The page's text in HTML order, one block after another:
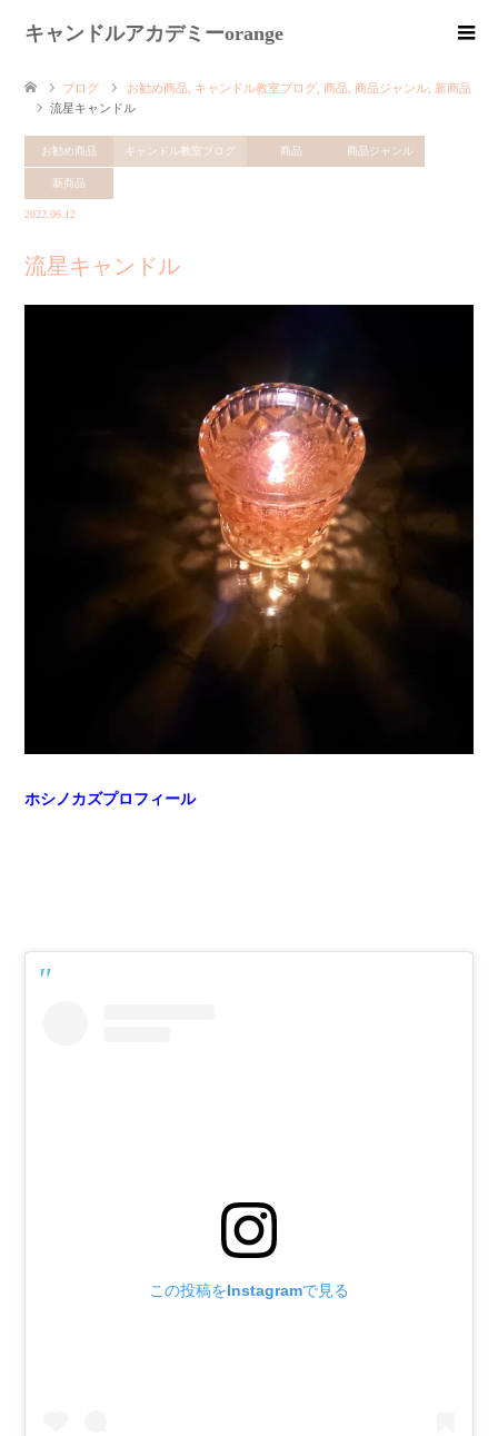
キャンドルアカデミーorange
ブログ お勧め商品 キャンドル教室ブログ 商品 商品ジャンル 新商品
流星キャンドル
お勧め商品 キャンドル教室ブログ 商品 商品ジャンル
新商品
2022.06.12
流星キャンドル
ホシノカズプロフィール
この投稿をInstagramで見る